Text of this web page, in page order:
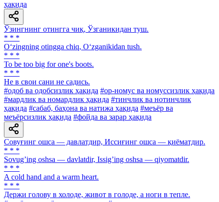
ҳақида
Ўзингнинг отингга чиқ, Ўзганикидан туш.
* * *
O‘zingning otingga chiq, O‘zganikidan tush.
* * *
To be too big for one's boots.
* * *
He в свои сани не садись.
#одоб ва одобсизлик ҳақида #ор-номус ва номуссизлик ҳақида
#мардлик ва номардлик ҳақида #тинчлик ва нотинчлик
ҳақида #сабаб, баҳона ва натижа ҳақида #меъёр ва
меъёрсизлик ҳақида #фойда ва зарар ҳақида
Совуғинг ошса — давлатдир, Иссиғинг ошса — қиёматдир.
* * *
Sovugʼing oshsa — davlatdir, Issigʼing oshsa — qiyomatdir.
* * *
A cold hand and a warm heart.
* * *
Держи голову в холоде, живот в голоде, а ноги в тепле.